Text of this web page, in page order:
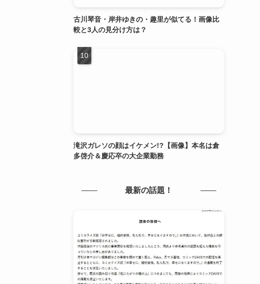
古川琴音・岸井ゆきの・趣里が似てる！画像比
較と3人の見分け方は？
滝沢ガレソの顔はイケメン!?【画像】本名は倉
多啓介＆慶応卒の大企業勤務
最新の話題！